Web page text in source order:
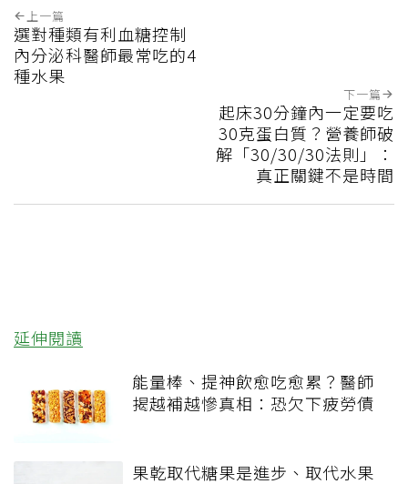
上一篇
選對種類有利血糖控制
內分泌科醫師最常吃的4
種水果
下一篇
起床30分鐘內一定要吃
30克蛋白質？營養師破
解「30/30/30法則」：
真正關鍵不是時間
延伸閱讀
能量棒、提神飲愈吃愈累？醫師
揭越補越慘真相：恐欠下疲勞債
果乾取代糖果是進步、取代水果